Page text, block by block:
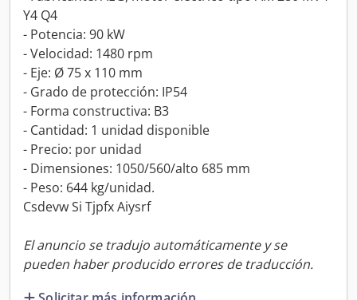
Y4 Q4
- Potencia: 90 kW
- Velocidad: 1480 rpm
- Eje: Ø 75 x 110 mm
- Grado de protección: IP54
- Forma constructiva: B3
- Cantidad: 1 unidad disponible
- Precio: por unidad
- Dimensiones: 1050/560/alto 685 mm
- Peso: 644 kg/unidad.
Csdevw Si Tjpfx Aiysrf
El anuncio se tradujo automáticamente y se
pueden haber producido errores de traducción.